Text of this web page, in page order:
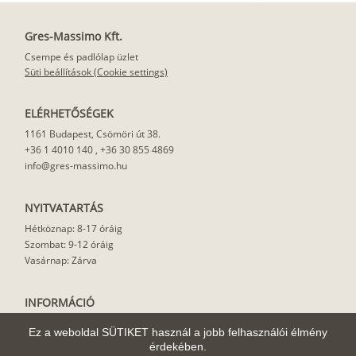
Ez a weboldal SÜTIKET használ a jobb felhasználói élmény
érdekében.
Gres-Massimo Kft.
Csempe és padlólap üzlet
Süti beállítások (Cookie settings)
ELÉRHETŐSÉGEK
1161 Budapest, Csömöri út 38.
+36 1 4010 140 , +36 30 855 4869
info@gres-massimo.hu
NYITVATARTÁS
Hétköznap: 8-17 óráig
Szombat: 9-12 óráig
Vasárnap: Zárva
INFORMÁCIÓ
Felhasználási javaslat